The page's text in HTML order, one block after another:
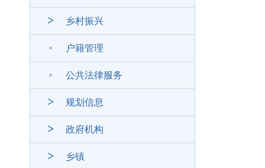
乡村振兴
户籍管理
公共法律服务
规划信息
政府机构
乡镇